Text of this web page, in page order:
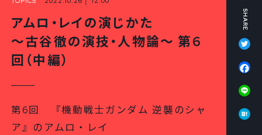
アムロ・レイの演じかた
～古谷徹の演技・人物論～ 第6
回（中編）
第6回 『機動戦士ガンダム 逆襲のシャ
ア』のアムロ・レイ